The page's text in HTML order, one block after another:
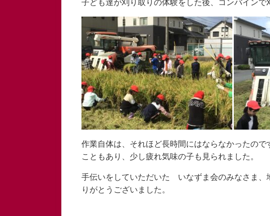
作業自体は、それほど長時間にはならなかったの
こともあり、少し疲れ気味の子も見られました。
手伝いをしていただいた いなずま会のみなさま、
りがとうございました。